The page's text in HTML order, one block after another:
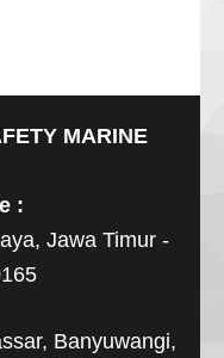
MARINE
:
Jawa Timur -
Banyuwangi,